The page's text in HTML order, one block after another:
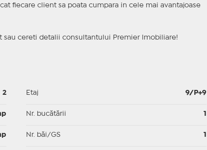
fiecare client sa poata cumpara in cele mai avantajoase
cereti detalii consultantului Premier Imobiliare!
2 Etaj 9/P+9
Nr. bucătării
Nr. băi/GS